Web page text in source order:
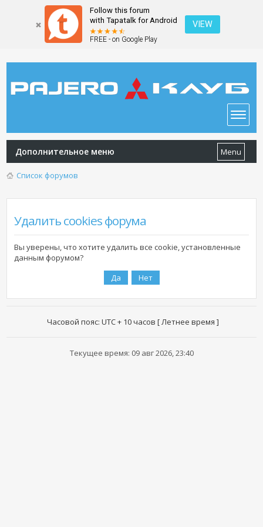
Follow this forum
with Tapatalk for Android
FREE - on Google Play
VIEW
Дополнительное меню Menu
Список форумов
Удалить cookies форума
Вы уверены, что хотите удалить все cookie, установленные
данным форумом?
Часовой пояс: UTC + 10 часов [ Летнее время ]
Текущее время: 09 авг 2026, 23:40